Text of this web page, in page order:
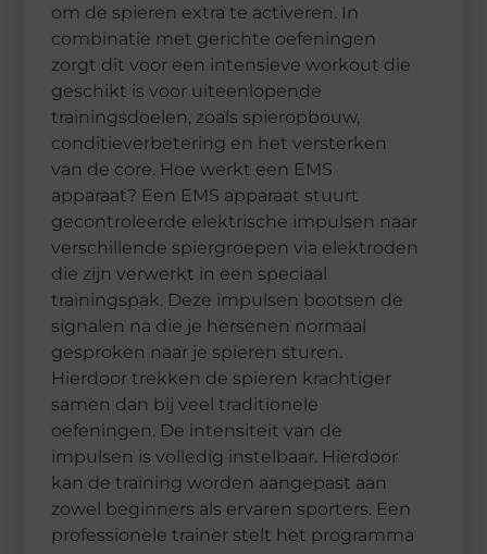
om de spieren extra te activeren. In
combinatie met gerichte oefeningen
zorgt dit voor een intensieve workout die
geschikt is voor uiteenlopende
trainingsdoelen, zoals spieropbouw,
conditieverbetering en het versterken
van de core. Hoe werkt een EMS
apparaat? Een EMS apparaat stuurt
gecontroleerde elektrische impulsen naar
verschillende spiergroepen via elektroden
die zijn verwerkt in een speciaal
trainingspak. Deze impulsen bootsen de
signalen na die je hersenen normaal
gesproken naar je spieren sturen.
Hierdoor trekken de spieren krachtiger
samen dan bij veel traditionele
oefeningen. De intensiteit van de
impulsen is volledig instelbaar. Hierdoor
kan de training worden aangepast aan
zowel beginners als ervaren sporters. Een
professionele trainer stelt het programma